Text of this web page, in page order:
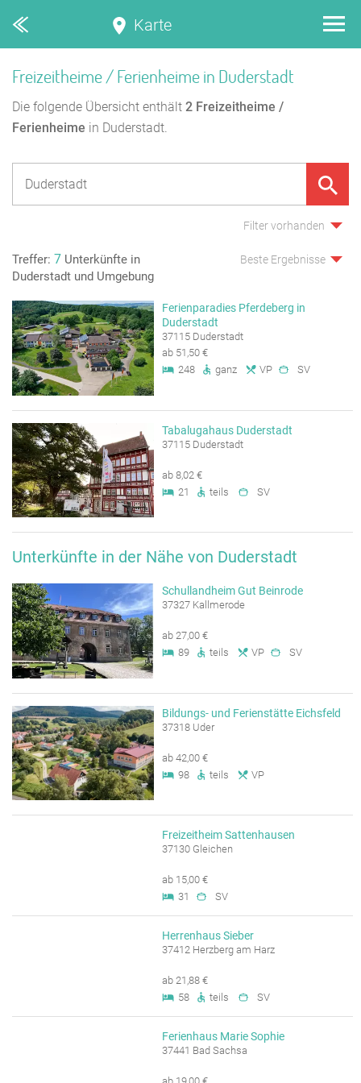
Karte
Freizeitheime / Ferienheime in Duderstadt
Die folgende Übersicht enthält 2 Freizeitheime /
Ferienheime in Duderstadt.
Filter vorhanden
Treffer: 7 Unterkünfte in
Duderstadt und Umgebung
Beste Ergebnisse
Ferienparadies Pferdeberg in
Duderstadt
37115 Duderstadt
ab 51,50 €
248
ganz VP SV
Tabalugahaus Duderstadt
37115 Duderstadt
ab 8,02 €
21
teils SV
Unterkünfte in der Nähe von Duderstadt
Schullandheim Gut Beinrode
37327 Kallmerode
ab 27,00 €
89
teils VP SV
Bildungs- und Ferienstätte Eichsfeld
37318 Uder
ab 42,00 €
98
teils VP
Freizeitheim Sattenhausen
37130 Gleichen
ab 15,00 €
31
SV
Herrenhaus Sieber
37412 Herzberg am Harz
ab 21,88 €
58
teils SV
Ferienhaus Marie Sophie
37441 Bad Sachsa